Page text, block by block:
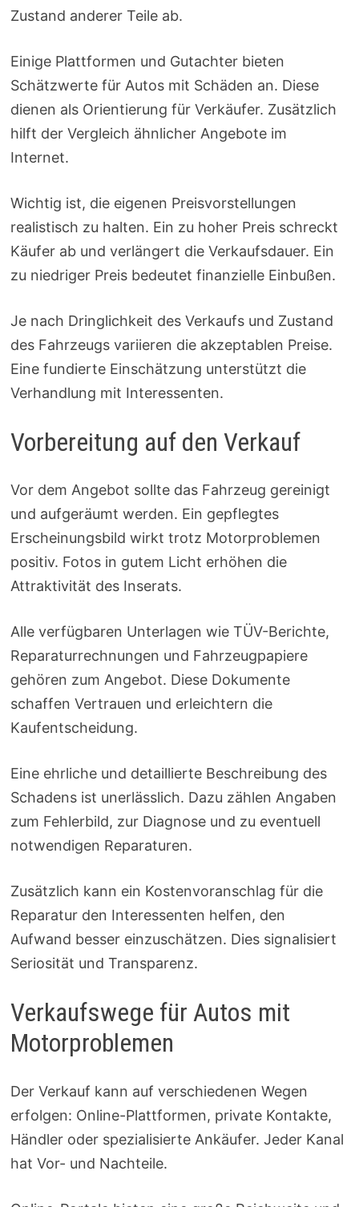
Zustand anderer Teile ab.
Einige Plattformen und Gutachter bieten
Schätzwerte für Autos mit Schäden an. Diese
dienen als Orientierung für Verkäufer. Zusätzlich
hilft der Vergleich ähnlicher Angebote im
Internet.
Wichtig ist, die eigenen Preisvorstellungen
realistisch zu halten. Ein zu hoher Preis schreckt
Käufer ab und verlängert die Verkaufsdauer. Ein
zu niedriger Preis bedeutet finanzielle Einbußen.
Je nach Dringlichkeit des Verkaufs und Zustand
des Fahrzeugs variieren die akzeptablen Preise.
Eine fundierte Einschätzung unterstützt die
Verhandlung mit Interessenten.
Vorbereitung auf den Verkauf
Vor dem Angebot sollte das Fahrzeug gereinigt
und aufgeräumt werden. Ein gepflegtes
Erscheinungsbild wirkt trotz Motorproblemen
positiv. Fotos in gutem Licht erhöhen die
Attraktivität des Inserats.
Alle verfügbaren Unterlagen wie TÜV-Berichte,
Reparaturrechnungen und Fahrzeugpapiere
gehören zum Angebot. Diese Dokumente
schaffen Vertrauen und erleichtern die
Kaufentscheidung.
Eine ehrliche und detaillierte Beschreibung des
Schadens ist unerlässlich. Dazu zählen Angaben
zum Fehlerbild, zur Diagnose und zu eventuell
notwendigen Reparaturen.
Zusätzlich kann ein Kostenvoranschlag für die
Reparatur den Interessenten helfen, den
Aufwand besser einzuschätzen. Dies signalisiert
Seriosität und Transparenz.
Verkaufswege für Autos mit
Motorproblemen
Der Verkauf kann auf verschiedenen Wegen
erfolgen: Online-Plattformen, private Kontakte,
Händler oder spezialisierte Ankäufer. Jeder Kanal
hat Vor- und Nachteile.